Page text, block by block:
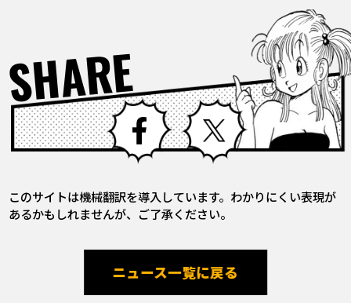
SHARE Facebook X
このサイトは機械翻訳を導入しています。わかりにくい表現が
あるかもしれませんが、ご了承ください。
ニュース一覧に戻る